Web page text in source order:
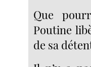
Que
Poutine
de sa